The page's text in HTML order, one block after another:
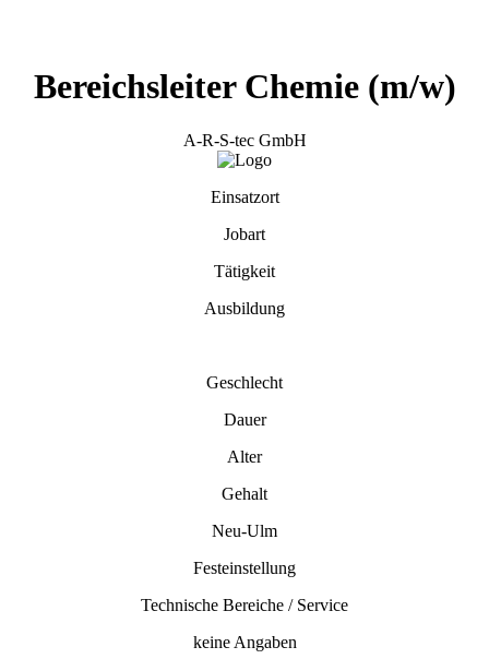
Bereichsleiter Chemie (m/w)
A-R-S-tec GmbH
Einsatzort
Jobart
Tätigkeit
Ausbildung
Geschlecht
Dauer
Alter
Gehalt
Neu-Ulm
Festeinstellung
Technische Bereiche / Service
keine Angaben